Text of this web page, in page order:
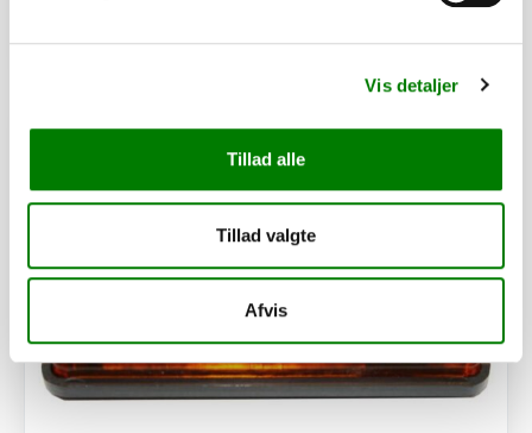
Vis detaljer
Tillad alle
Tillad valgte
Afvis
Se detaljer